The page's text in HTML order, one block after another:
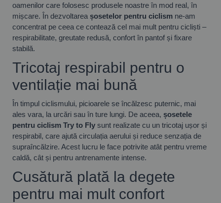
oamenilor care folosesc produsele noastre în mod real, în
mișcare. În dezvoltarea șosetelor pentru ciclism ne-am
concentrat pe ceea ce contează cel mai mult pentru cicliști –
respirabilitate, greutate redusă, confort în pantof și fixare
stabilă.
Tricotaj respirabil pentru o
ventilație mai bună
În timpul ciclismului, picioarele se încălzesc puternic, mai
ales vara, la urcări sau în ture lungi. De aceea, șosetele
pentru ciclism Try to Fly sunt realizate cu un tricotaj ușor și
respirabil, care ajută circulația aerului și reduce senzația de
supraîncălzire. Acest lucru le face potrivite atât pentru vreme
caldă, cât și pentru antrenamente intense.
Cusătură plată la degete
pentru mai mult confort